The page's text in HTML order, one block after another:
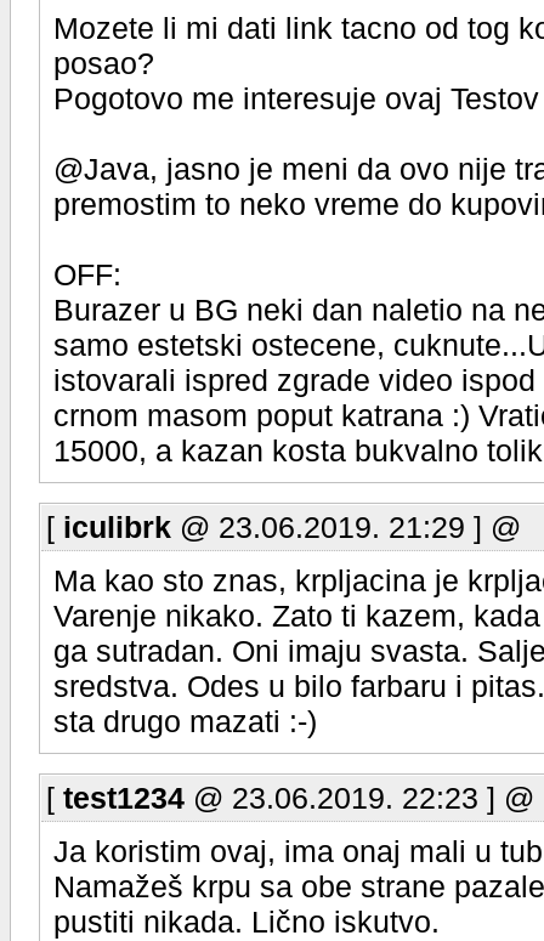
Mozete li mi dati link tacno od tog
posao?
Pogotovo me interesuje ovaj
@Java, jasno je meni da ovo nije
premostim to neko vreme do
OFF:
Burazer u BG neki dan naletio na
samo estetski ostecene,
istovarali ispred zgrade video
crnom masom poput katrana :)
15000, a kazan kosta bukvalno
[ iculibrk @ 23.06.2019. 21:29 ] @
Ma kao sto znas, krpljacina je
Varenje nikako. Zato ti kazem,
ga sutradan. Oni imaju svasta.
sredstva. Odes u bilo farbaru i
sta drugo mazati :-)
[ test1234 @ 23.06.2019. 22:23 ] @
Ja koristim ovaj, ima onaj mali u
Namažeš krpu sa obe strane
pustiti nikada. Lično iskutvo.